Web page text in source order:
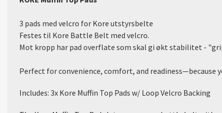
3 pads med velcro for Kore utstyrsbelte
Festes til Kore Battle Belt med velcro.
Mot kropp har pad overflate som skal gi økt stabilitet -
Perfect for convenience, comfort, and readiness—because
Includes: 3x Kore Muffin Top Pads w/ Loop Velcro Backing